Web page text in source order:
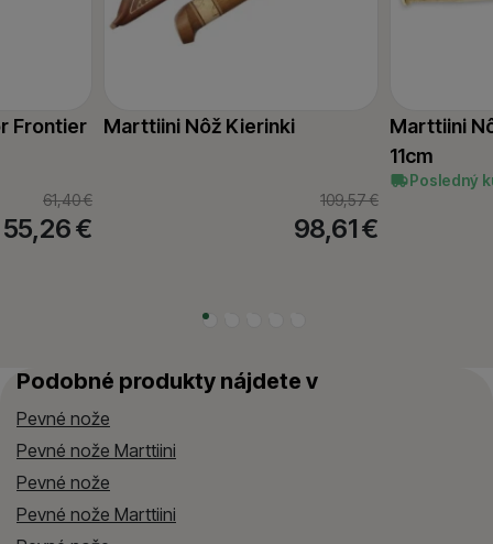
Marttiini Nôž Kierinki
109,57€
98,61€
Marttiini
11cm
Posledný
Frontier
61,40€
55,26€
Podobné produkty nájdete v
Pevné nože
Pevné nože Marttiini
Pevné nože
Pevné nože Marttiini